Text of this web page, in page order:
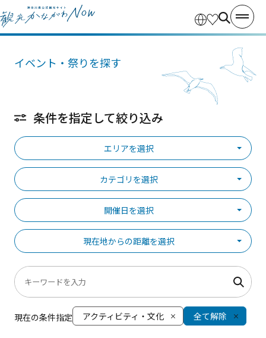
イベント・祭りを探す
条件を指定して絞り込み
エリアを選択
カテゴリを選択
開催日を選択
現在地からの距離を選択
現在の条件指定 アクティビティ・文化 全て解除